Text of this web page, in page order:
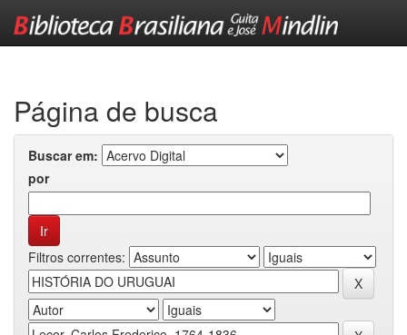
Página de busca
Buscar em:
por
Filtros correntes: